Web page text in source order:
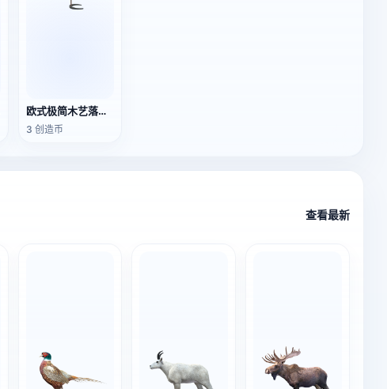
欧式极简木艺落地灯
3 创造币
查看最新